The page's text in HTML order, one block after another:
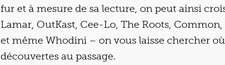
fur et à mesure de sa lecture, on peut ainsi
Lamar, OutKast, Cee-Lo, The Roots, Common,
et même Whodini – on vous laisse chercher
découvertes au passage.